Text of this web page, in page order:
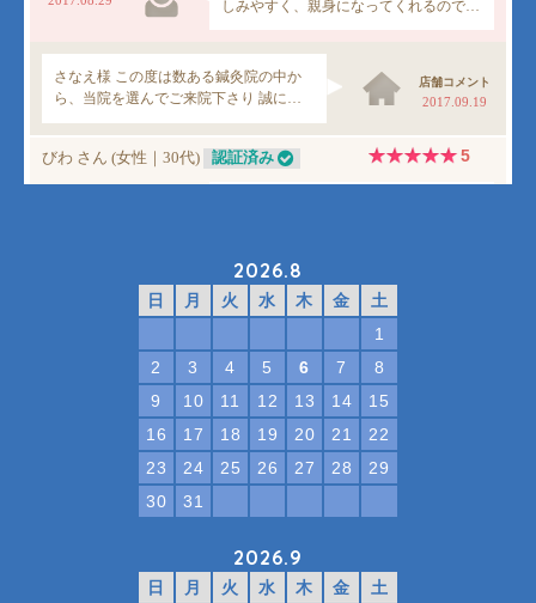
2026.8
日 月 火 水 木 金
土
1
2
3 4 5 6 7
8
9
10 11 12 13 14
15
16
17 18 19 20 21
22
23
24 25 26 27 28
29
30
31
2026.9
日 月 火 水 木 金
土